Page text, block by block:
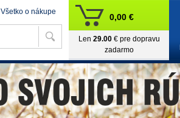
0,00 €
Len 29.00€ pre dopravu
zadarmo
Všetko o nákupe